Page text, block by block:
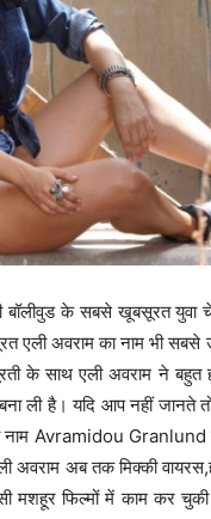
के सबसे खूबसूरत युवा
एली अवराम का नाम भी सबसे
के साथ एली अवराम ने
ली है। यदि आप नहीं जानते
नाम Avramidou Granlund
अवराम अब तक मिक्की
मशहूर फिल्मों में काम कर